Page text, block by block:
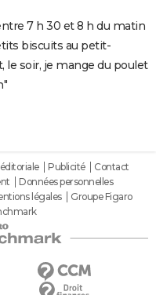
7 h 30 et 8 h du matin
biscuits au petit-
le soir, je mange du poulet
Publicité
Contact
Données personnelles
légales
Groupe Figaro